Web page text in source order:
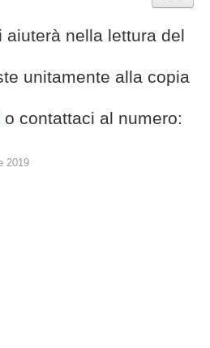
aiuterà nella lettura del
unitamente alla copia
o contattaci al numero:
2019